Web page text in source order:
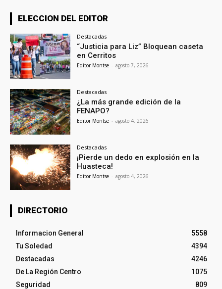
ELECCION DEL EDITOR
Destacadas
“Justicia para Liz” Bloquean caseta
en Cerritos
Editor Montse - agosto 7, 2026
Destacadas
¿La más grande edición de la
FENAPO?
Editor Montse - agosto 4, 2026
Destacadas
¡Pierde un dedo en explosión en la
Huasteca!
Editor Montse - agosto 4, 2026
DIRECTORIO
Informacion General
5558
Tu Soledad
4394
Destacadas
4246
De La Región Centro
1075
Seguridad
809